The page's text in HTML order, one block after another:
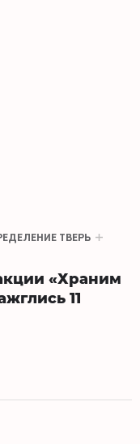
ТВЕРЬ
«Храним
11